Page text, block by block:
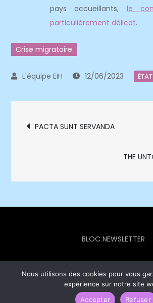
pays accueillants, le
particulièrement délicat.
Crise migratoire
12/06/2023
Navigation
l’article
PACTA SUNT SERVANDA
THE
BLOC NEWSLETTER
Europe Info Hebdo © 2023 - Theme
Themes
Nous utilisons des cookies pour vous
expérience sur notre site
Accepter
Refuser